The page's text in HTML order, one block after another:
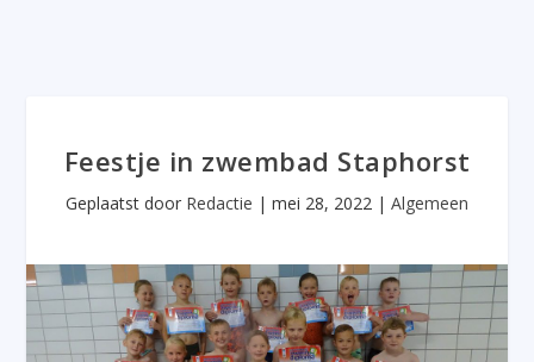
Feestje in zwembad Staphorst
Geplaatst door Redactie | mei 28, 2022 | Algemeen